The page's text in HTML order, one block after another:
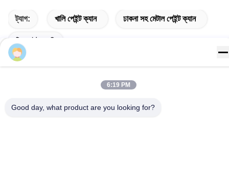
ট্যাগ: খালি পেইন্ট ক্যান ঢাকনা সহ মেটাল পেইন্ট ক্যান
6:20 PM
Good day, what product are you looking for?